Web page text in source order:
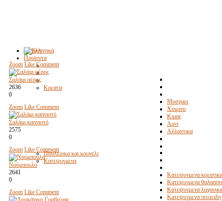
Αρχικη
Προϊοντα
Κρεατα
Μοσχαρι
Χοιρινο
Κιμας
Αρνι
Αλλαντικα
Πουλερικα και κουνελι
Κατεψυγμενα
Κατεψυγμενα κρεατικα
Κατεψυγμενα
Κατεψυγμενα λαχανικα
Κατεψυγμενα πιτοειδη
Zoom Like Comment
Σαλάμι αέρος
2636
0
Zoom Like Comment
Σαλάμι καπνιστό
2575
0
Zoom Like Comment
Νούμπουλο
2641
0
Zoom Like Comment